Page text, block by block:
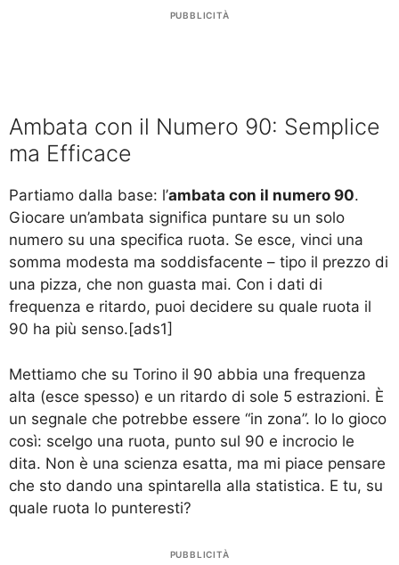
PUBBLICITÀ
Ambata con il Numero 90: Semplice
ma Efficace
Partiamo dalla base: l’ambata con il numero 90.
Giocare un’ambata significa puntare su un solo
numero su una specifica ruota. Se esce, vinci una
somma modesta ma soddisfacente – tipo il prezzo di
una pizza, che non guasta mai. Con i dati di
frequenza e ritardo, puoi decidere su quale ruota il
90 ha più senso.[ads1]
Mettiamo che su Torino il 90 abbia una frequenza
alta (esce spesso) e un ritardo di sole 5 estrazioni. È
un segnale che potrebbe essere “in zona”. Io lo gioco
così: scelgo una ruota, punto sul 90 e incrocio le
dita. Non è una scienza esatta, ma mi piace pensare
che sto dando una spintarella alla statistica. E tu, su
quale ruota lo punteresti?
PUBBLICITÀ